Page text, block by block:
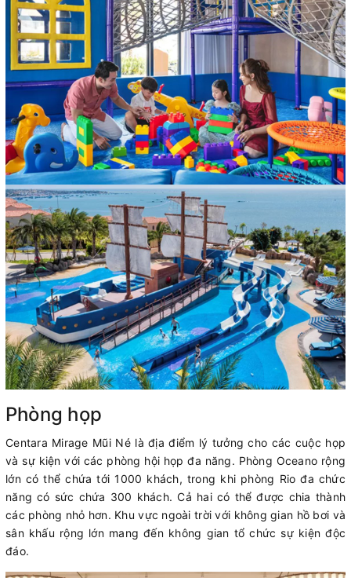
Phòng họp
Centara Mirage Mũi Né là địa điểm lý tưởng cho các cuộc họp
và sự kiện với các phòng hội họp đa năng. Phòng Oceano rộng
lớn có thể chứa tới 1000 khách, trong khi phòng Rio đa chức
năng có sức chứa 300 khách. Cả hai có thể được chia thành
các phòng nhỏ hơn. Khu vực ngoài trời với không gian hồ bơi và
sân khấu rộng lớn mang đến không gian tổ chức sự kiện độc
đáo.